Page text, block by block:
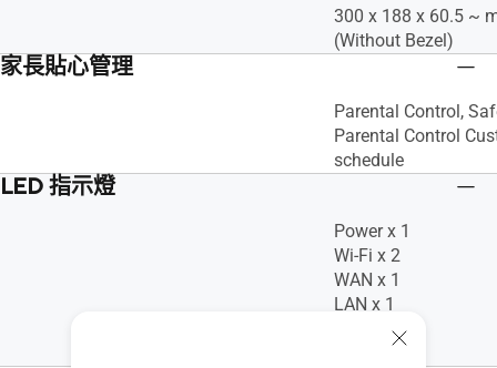
300 x 188 x 60.5 ~
(Without Bezel)
家長貼心管理
Parental Control,
Parental Control
schedule
LED 指示燈
Power x 1
Wi-Fi x 2
WAN x 1
LAN x 1
USB x 2
WPS x 1